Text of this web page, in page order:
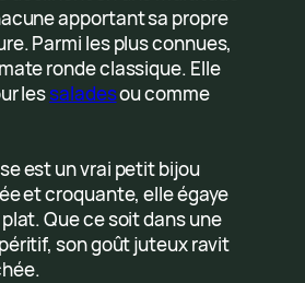
apportant sa propre
Parmi les plus connues,
ronde classique. Elle
lessaladesou comme
est un vrai petit bijou
et croquante, elle égaye
Que ce soit dans une
son goût juteux ravit